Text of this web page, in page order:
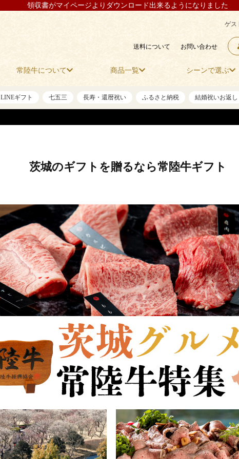
領収書がマイページよりダウンロード出来るようになりました
ゲス
送料について お問い合わせ
常陸牛について 商品一覧 シーンで選ぶ
LINEギフト 七五三 長寿・還暦祝い ふるさと納税 結婚祝いお返し
茨城のギフトを贈るなら常陸牛ギフト